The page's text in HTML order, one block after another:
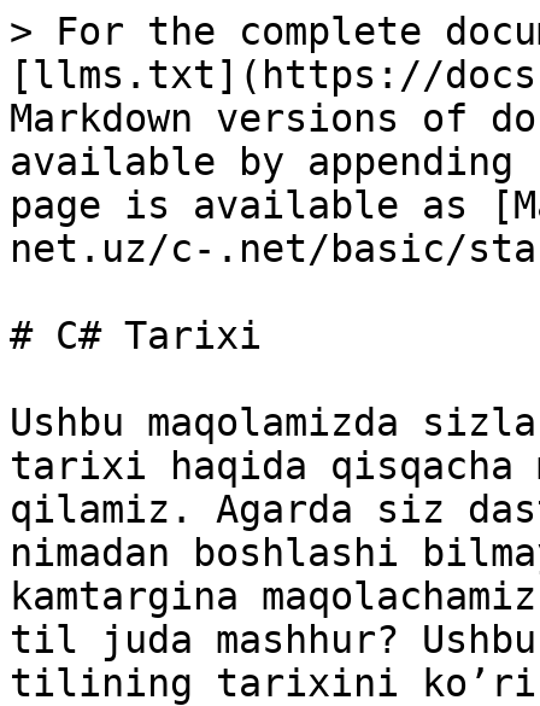
> For the complete
[llms.txt](https://
Markdown versions of
available by
page is available as
net.uz/c-.net/basic/
# C# Tarixi
Ushbu maqolamizda
tarixi haqida qisqacha
qilamiz. Agarda siz
nimadan boshlashi
kamtargina
til juda mashhur?
tilining tarixini